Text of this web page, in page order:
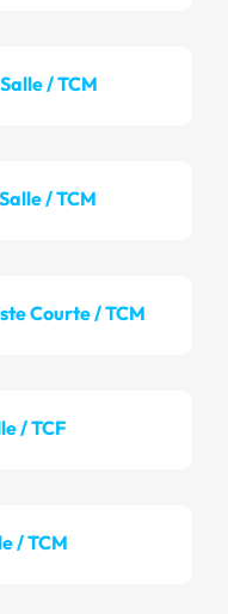
/ TCM
/ TCM
Courte / TCM
/ TCF
/ TCM